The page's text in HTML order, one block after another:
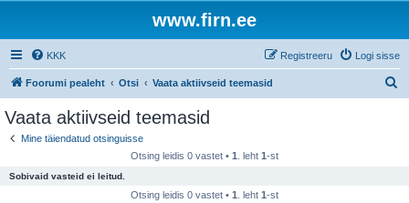
www.firn.ee
KKK Logi sisse
Registreeru
Foorumi pealeht Otsi Vaata aktiivseid teemasid
Vaata aktiivseid teemasid
Mine täiendatud otsinguisse
Otsing leidis 0 vastet • 1 . leht 1-st
Sobivaid vasteid ei leitud.
Otsing leidis 0 vastet • 1 . leht 1-st